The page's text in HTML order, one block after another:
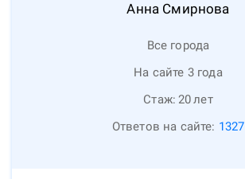
Анна Смирнова
Все города
На сайте 3 года
Стаж: 20лет
Ответов на сайте: 1327